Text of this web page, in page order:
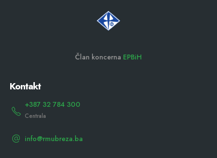
Član koncerna EPBiH
Kontakt
+387 32 784 300
Centrala
info@rmubreza.ba